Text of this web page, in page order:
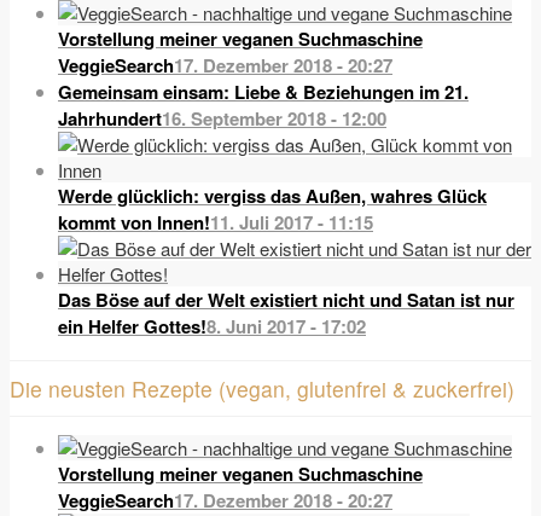
Vorstellung meiner veganen Suchmaschine
VeggieSearch17. Dezember 2018 - 20:27
Gemeinsam einsam: Liebe & Beziehungen im 21.
Jahrhundert16. September 2018 - 12:00
Werde glücklich: vergiss das Außen, wahres Glück
kommt von Innen!11. Juli 2017 - 11:15
Das Böse auf der Welt existiert nicht und Satan ist nur
ein Helfer Gottes!8. Juni 2017 - 17:02
Die neusten Rezepte (vegan, glutenfrei & zuckerfrei)
Vorstellung meiner veganen Suchmaschine
VeggieSearch17. Dezember 2018 - 20:27